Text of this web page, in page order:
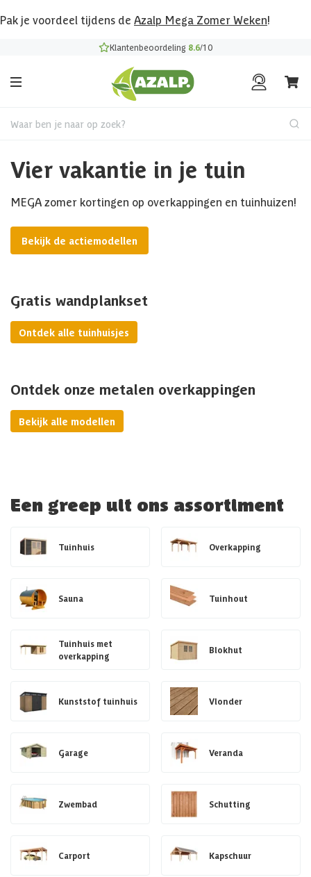
Pak je voordeel tijdens de Azalp Mega Zomer Weken!
Klantenbeoordeling 8.6/10
Waar ben je naar op zoek?
Vier vakantie in je tuin
MEGA zomer kortingen op overkappingen en tuinhuizen!
Bekijk de actiemodellen
Gratis wandplankset
Ontdek alle tuinhuisjes
Ontdek onze metalen overkappingen
Bekijk alle modellen
Een greep uit ons assortiment
Tuinhuis Overkapping
Sauna Tuinhout
Tuinhuis met
overkapping
Blokhut
Kunststof tuinhuis Vlonder
Garage Veranda
Zwembad Schutting
Carport Kapschuur